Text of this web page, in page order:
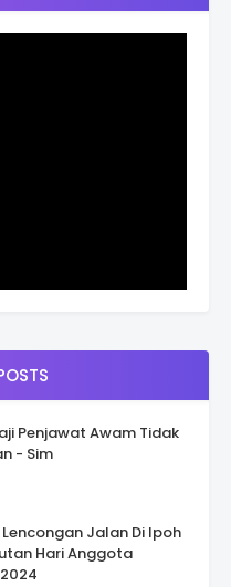
Penjawat Awam Tidak
- Sim
Jalan Di Ipoh
Hari Anggota